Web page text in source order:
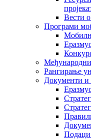
Вести
Програми
Рангирање
Документи и
Подаци